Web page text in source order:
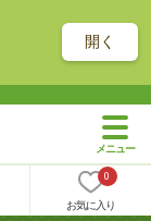
開く
0
お気に入り